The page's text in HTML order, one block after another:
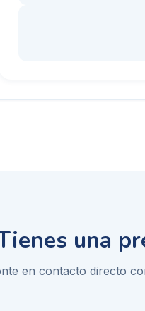
una
en contacto directo